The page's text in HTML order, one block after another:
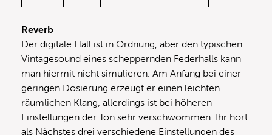
Reverb
Der digitale Hall ist in Ordnung, aber den typischen
Vintagesound eines scheppernden Federhalls kann
man hiermit nicht simulieren. Am Anfang bei einer
geringen Dosierung erzeugt er einen leichten
räumlichen Klang, allerdings ist bei höheren
Einstellungen der Ton sehr verschwommen. Ihr hört
als Nächstes drei verschiedene Einstellungen des